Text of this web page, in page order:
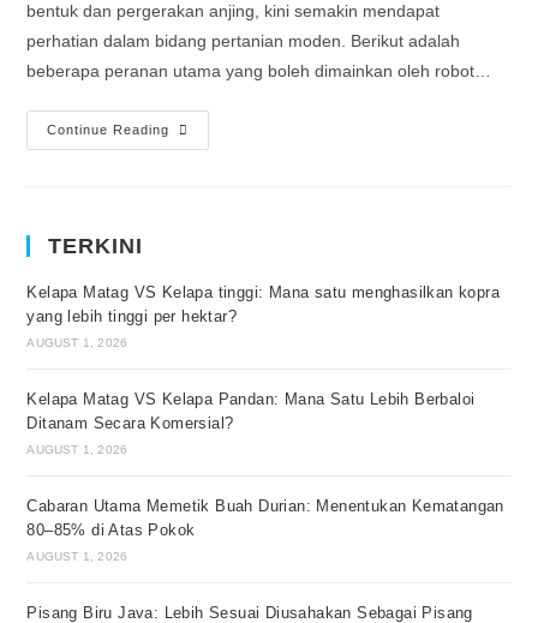
bentuk dan pergerakan anjing, kini semakin mendapat
perhatian dalam bidang pertanian moden. Berikut adalah
beberapa peranan utama yang boleh dimainkan oleh robot…
Continue Reading
TERKINI
Kelapa Matag VS Kelapa tinggi: Mana satu menghasilkan kopra
yang lebih tinggi per hektar?
AUGUST 1, 2026
Kelapa Matag VS Kelapa Pandan: Mana Satu Lebih Berbaloi
Ditanam Secara Komersial?
AUGUST 1, 2026
Cabaran Utama Memetik Buah Durian: Menentukan Kematangan
80–85% di Atas Pokok
AUGUST 1, 2026
Pisang Biru Java: Lebih Sesuai Diusahakan Sebagai Pisang